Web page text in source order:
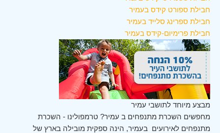
חבילת ספורט קידס בעמיר
חבילת ספרינג סלייד בעמיר
חבילת פרימיום-קידס בעמיר
מבצע מיוחד לתושבי עמיר
מחפשים השכרת מתנפחים ב עמיר? טרמפולינו - השכרת
מתנפחים לאירועים בעמיר, הינה ספקית מובילה בארץ של